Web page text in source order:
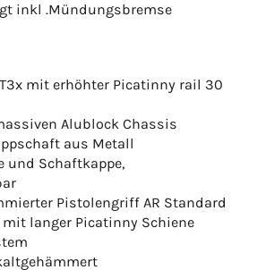
inkl .Mündungsbremse
mit erhöhter Picatinny rail 30
Alublock Chassis
aus Metall
und Schaftkappe,
Pistolengriff AR Standard
langer Picatinny Schiene